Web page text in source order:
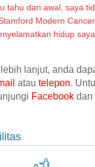
tahu dari awal, saya
Modern
hidup saya
lanjut, anda
atau telepon.
Facebookdan